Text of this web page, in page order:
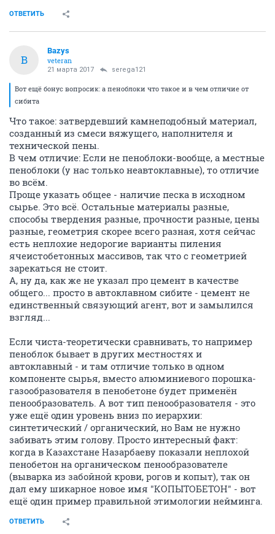
ОТВЕТИТЬ
B
Bazys
veteran
21 марта 2017 serega121
Вот ещё бонус вопросик: а пеноблоки что такое и в чем отличие от
сибита
Что такое: затвердевший камнеподобный материал,
созданный из смеси вяжущего, наполнителя и
технической пены.
В чем отличие: Если не пеноблоки-вообще, а местные
пеноблоки (у нас только неавтоклавные), то отличие
во всём.
Проще указать общее - наличие песка в исходном
сырье. Это всё. Остальные материалы разные,
способы твердения разные, прочности разные, цены
разные, геометрия скорее всего разная, хотя сейчас
есть неплохие недорогие варианты пиления
ячеистобетонных массивов, так что с геометрией
зарекаться не стоит.
А, ну да, как же не указал про цемент в качестве
общего... просто в автоклавном сибите - цемент не
единственный связующий агент, вот и замылился
взгляд...
Если чиста-теоретически сравнивать, то например
пеноблок бывает в других местностях и
автоклавный - и там отличие только в одном
компоненте сырья, вместо алюминиевого порошка-
газообразователя в пенобетоне будет применён
пенообразователь. А вот тип пенообразователя - это
уже ещё один уровень вниз по иерархии:
синтетический / органический, но Вам не нужно
забивать этим голову. Просто интересный факт:
когда в Казахстане Назарбаеву показали неплохой
пенобетон на органическом пенообразователе
(выварка из забойной крови, рогов и копыт), так он
дал ему шикарное новое имя "КОПЫТОБЕТОН" - вот
ещё один пример правильной этимологии нейминга.
ОТВЕТИТЬ